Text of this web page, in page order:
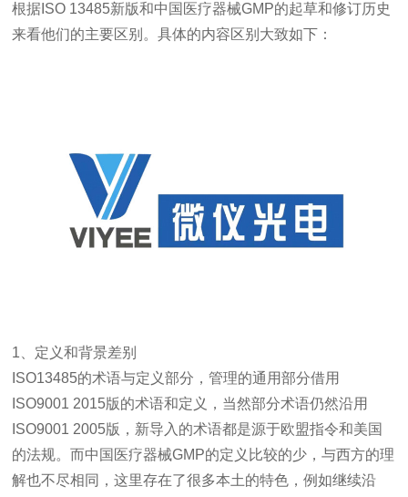
根据ISO 13485新版和中国医疗器械GMP的起草和修订历史
来看他们的主要区别。具体的内容区别大致如下：
1、定义和背景差别
ISO13485的术语与定义部分，管理的通用部分借用
ISO9001 2015版的术语和定义，当然部分术语仍然沿用
ISO9001 2005版，新导入的术语都是源于欧盟指令和美国
的法规。而中国医疗器械GMP的定义比较的少，与西方的理
解也不尽相同，这里存在了很多本土的特色，例如继续沿